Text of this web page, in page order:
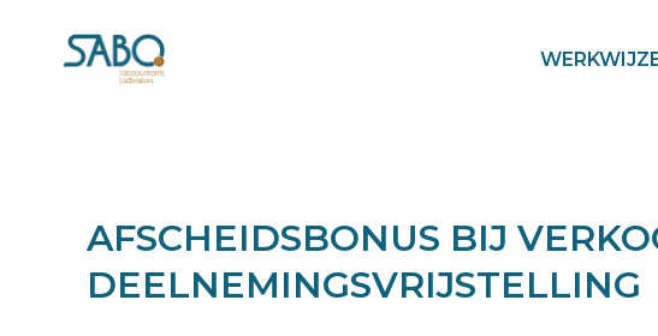
AFSCHEIDSBONUS BIJ
DEELNEMINGSVRIJSTELLING